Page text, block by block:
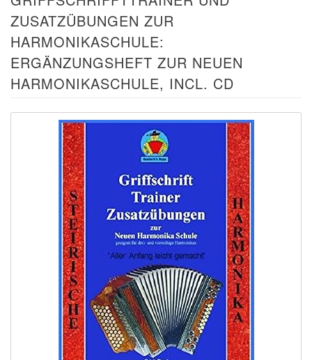
ZUSATZÜBUNGEN ZUR
HARMONIKASCHULE:
ERGÄNZUNGSHEFT ZUR NEUEN
HARMONIKASCHULE, INCL. CD